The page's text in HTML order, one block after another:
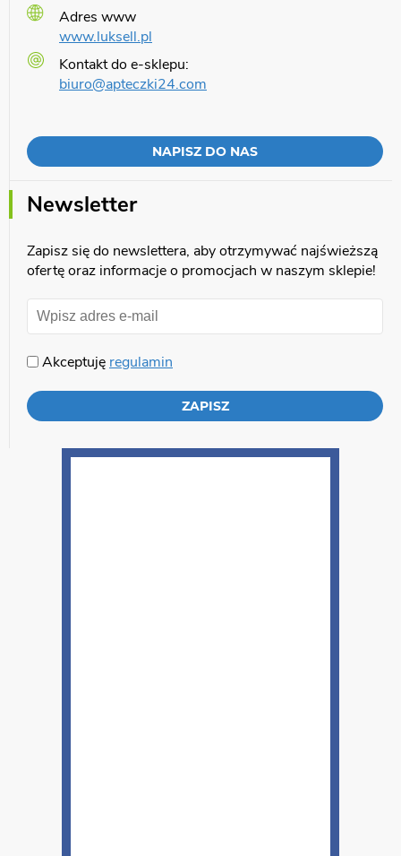
Adres www
www.luksell.pl
Kontakt do e-sklepu:
biuro@apteczki24.com
NAPISZ DO NAS
Newsletter
Zapisz się do newslettera, aby otrzymywać najświeższą
ofertę oraz informacje o promocjach w naszym sklepie!
Akceptuję regulamin